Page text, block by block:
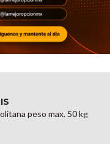
peso max. 50 kg